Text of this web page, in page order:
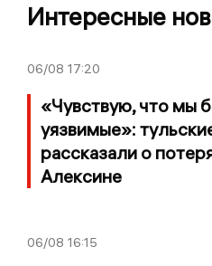
Интересные
06/08 17:20
«Чувствую, что мы
уязвимые»:
рассказали о
Алексине
06/08 16:15